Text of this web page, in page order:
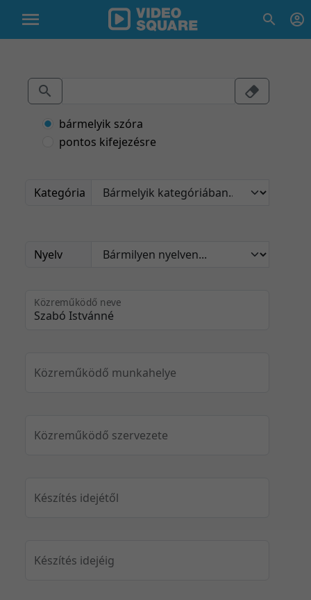
bármelyik szóra
pontos kifejezésre
Kategória
Nyelv
Közreműködő neve
Közreműködő munkahelye
Közreműködő szervezete
Készítés idejétől
Készítés idejéig